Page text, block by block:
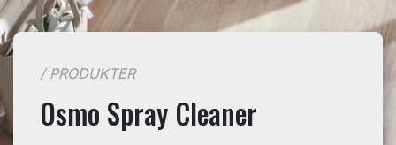
/ PRODUKTER
Osmo Spray Cleaner